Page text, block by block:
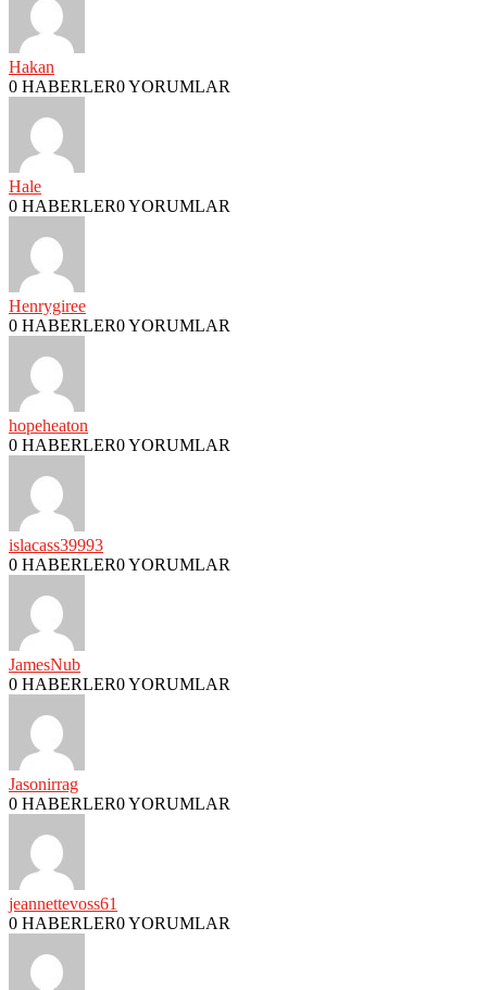
Hakan
0 HABERLER0 YORUMLAR
Hale
0 HABERLER0 YORUMLAR
Henrygiree
0 HABERLER0 YORUMLAR
hopeheaton
0 HABERLER0 YORUMLAR
islacass39993
0 HABERLER0 YORUMLAR
JamesNub
0 HABERLER0 YORUMLAR
Jasonirrag
0 HABERLER0 YORUMLAR
jeannettevoss61
0 HABERLER0 YORUMLAR